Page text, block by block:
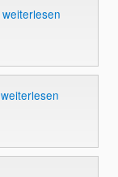
weiterlesen
weiterlesen